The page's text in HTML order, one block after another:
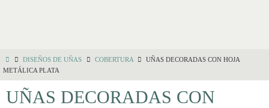
DISEÑOS DE UÑAS COBERTURA
UÑAS DECORADAS CON HOJA
METÁLICA PLATA
UÑAS DECORADAS CON